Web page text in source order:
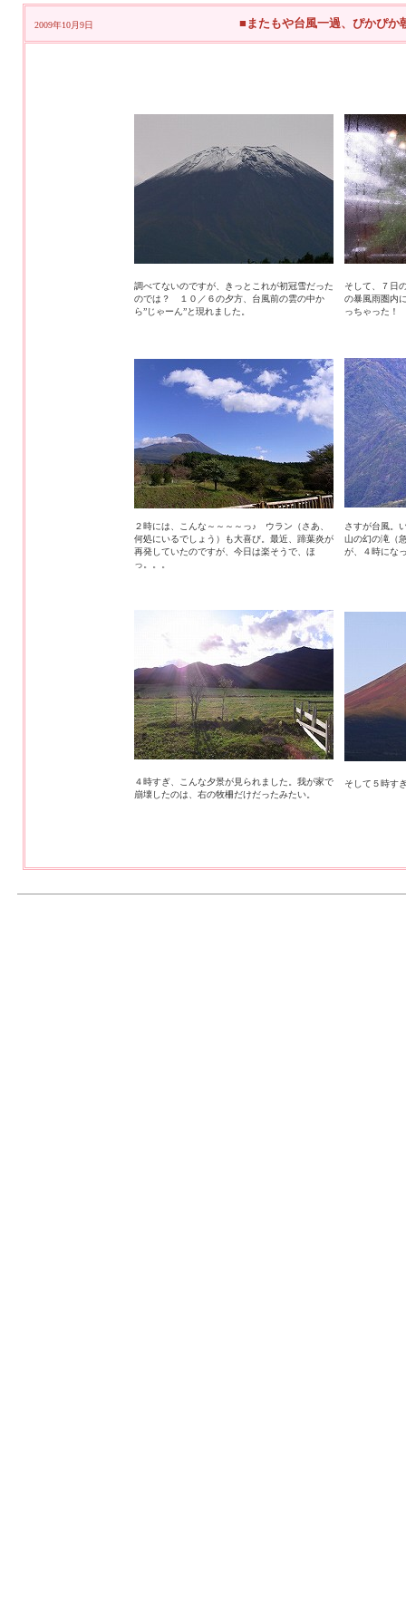
2009年10月9日 ■またもや台風一過、ぴかぴか
調べてないのですが、きっとこれが初冠雪だった
のでは？ １０／６の夕方、台風前の雲の中か
ら”じゃーん”と現れました。
そして、７日
の暴風雨圏内
っちゃった！
２時には、こんな～～～～っ♪ ウラン（さあ、
何処にいるでしょう）も大喜び。最近、蹄葉炎が
再発していたのですが、今日は楽そうで、ほ
っ。。。
さすが台風。
山の幻の滝（
が、４時にな
４時すぎ、こんな夕景が見られました。我が家で
崩壊したのは、右の牧柵だけだったみたい。
そして５時す